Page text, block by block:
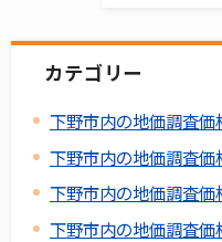
カテゴリー
下野市内の地価調査価
下野市内の地価調査価
下野市内の地価調査価
下野市内の地価調査価